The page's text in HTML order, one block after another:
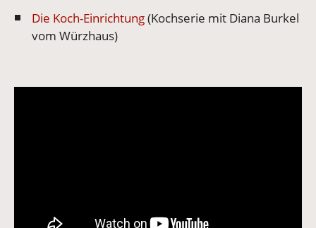
Die Koch-Einrichtung(Kochserie mit Diana Burkel
vom Würzhaus)